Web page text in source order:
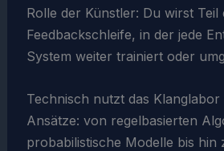
Rolle der Künstler: Du wirst Teil
Feedbackschleife, in der jede
System weiter trainiert oder
Technisch nutzt das Klanglabor
Ansätze: von regelbasierten
probabilistische Modelle bis hin